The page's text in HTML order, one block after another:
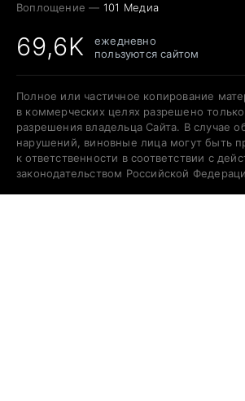
Воплощение — 101 Медиа
69,6K
ежедневно
пользуются сайтом
Полное или частичное копирование
в коммерческих целях разрешено
разрешения владельца Сайта. В случае
нарушений, виновные лица могут быть
к ответственности в соответствии с
законодательством Российской